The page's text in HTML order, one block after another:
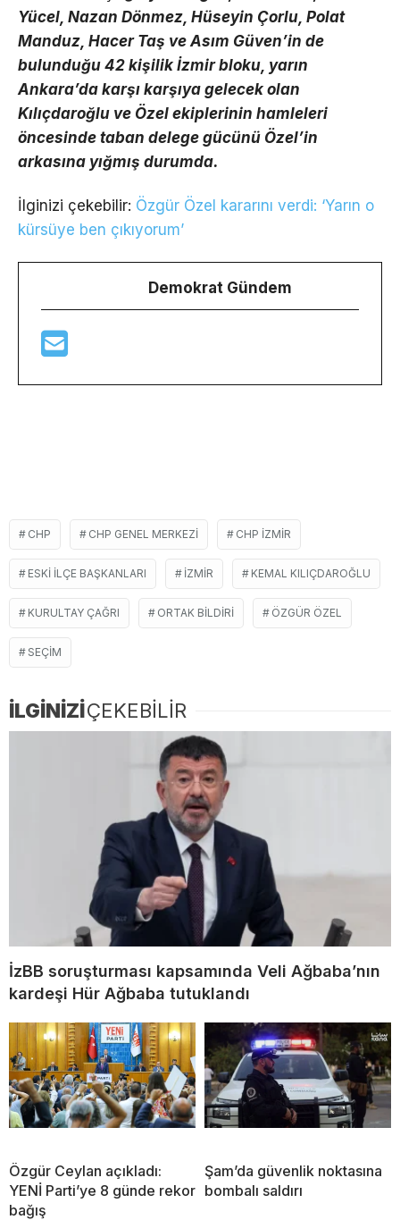
Yücel, Nazan Dönmez, Hüseyin Çorlu, Polat
Manduz, Hacer Taş ve Asım Güven’in de
bulunduğu 42 kişilik İzmir bloku, yarın
Ankara’da karşı karşıya gelecek olan
Kılıçdaroğlu ve Özel ekiplerinin hamleleri
öncesinde taban delege gücünü Özel’in
arkasına yığmış durumda.
İlginizi çekebilir: Özgür Özel kararını verdi: ‘Yarın o
kürsüye ben çıkıyorum’
Demokrat Gündem
CHP CHP GENEL MERKEZI CHP IZMIR
ESKI ILÇE BAŞKANLARI IZMIR KEMAL KILIÇDAROĞLU
KURULTAY ÇAĞRI ORTAK BILDIRI ÖZGÜR ÖZEL
SEÇIM
İLGİNİZİÇEKEBİLİR
İzBB soruşturması kapsamında Veli Ağbaba’nın
kardeşi Hür Ağbaba tutuklandı
Özgür Ceylan açıkladı:
YENİ Parti’ye 8 günde rekor
bağış
Şam’da güvenlik noktasına
bombalı saldırı